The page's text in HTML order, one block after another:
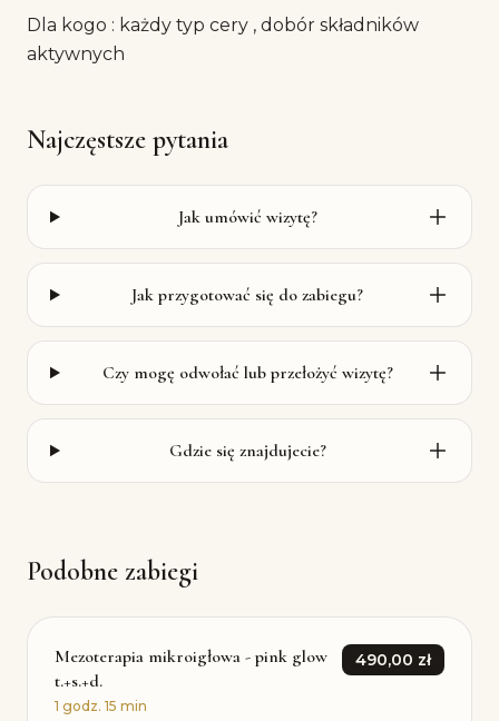
Dla kogo : każdy typ cery , dobór składników
aktywnych
Najczęstsze pytania
Jak umówić wizytę?
Jak przygotować się do zabiegu?
Czy mogę odwołać lub przełożyć wizytę?
Gdzie się znajdujecie?
Podobne zabiegi
Mezoterapia mikroigłowa - pink glow
t.+s.+d.
490,00 zł
1 godz. 15 min